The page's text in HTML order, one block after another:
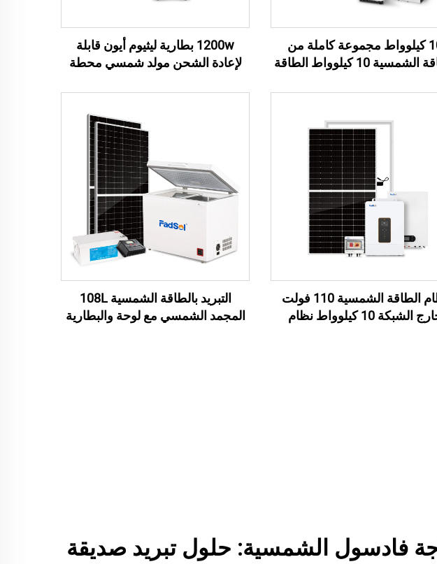
10 كيلوواط مجموعة كاملة من
الطاقة الشمسية 10 كيلوواط الطاقة
المقيم
1200w بطارية ليثيوم أيون قابلة
لإعادة الشحن مولد شمسي محطة
الشمسية
نظام الطاقة الشمسية 110 فولت
خارج الشبكة 10 كيلوواط نظام
التبريد بالطاقة الشمسية 108L
المجمد الشمسي مع لوحة والبطارية
فادسول الشمسية: حلول تبريد صديقة